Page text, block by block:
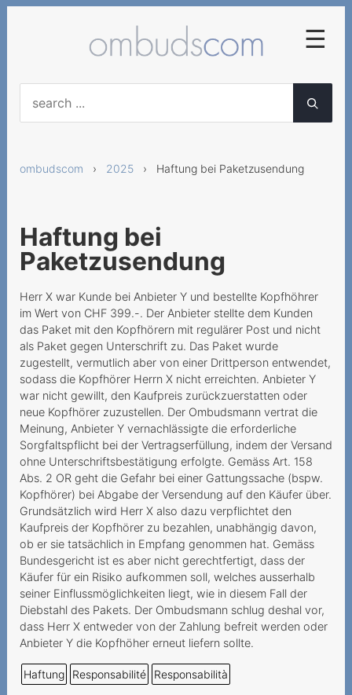
ombudscom › 2025 › Haftung bei Paketzusendung
Haftung bei
Paketzusendung
Herr X war Kunde bei Anbieter Y und bestellte Kopfhöhrer
im Wert von CHF 399.-. Der Anbieter stellte dem Kunden
das Paket mit den Kopfhörern mit regulärer Post und nicht
als Paket gegen Unterschrift zu. Das Paket wurde
zugestellt, vermutlich aber von einer Drittperson entwendet,
sodass die Kopfhörer Herrn X nicht erreichten. Anbieter Y
war nicht gewillt, den Kaufpreis zurückzuerstatten oder
neue Kopfhörer zuzustellen. Der Ombudsmann vertrat die
Meinung, Anbieter Y vernachlässigte die erforderliche
Sorgfaltspflicht bei der Vertragserfüllung, indem der Versand
ohne Unterschriftsbestätigung erfolgte. Gemäss Art. 158
Abs. 2 OR geht die Gefahr bei einer Gattungssache (bspw.
Kopfhörer) bei Abgabe der Versendung auf den Käufer über.
Grundsätzlich wird Herr X also dazu verpflichtet den
Kaufpreis der Kopfhörer zu bezahlen, unabhängig davon,
ob er sie tatsächlich in Empfang genommen hat. Gemäss
Bundesgericht ist es aber nicht gerechtfertigt, dass der
Käufer für ein Risiko aufkommen soll, welches ausserhalb
seiner Einflussmöglichkeiten liegt, wie in diesem Fall der
Diebstahl des Pakets. Der Ombudsmann schlug deshal vor,
dass Herr X entweder von der Zahlung befreit werden oder
Anbieter Y die Kopfhöher erneut liefern sollte.
Haftung Responsabilité Responsabilità
☰
Frühzeitige
Vertragliche Vereinbarung
Falsche Lieferung von
Mobilgeräten
Neue AGB für
Geschäftskunden nicht
anwendbar
Auszahlung von
Restguthaben einer
Prepaidkarte
An Mindestvertragsdauer
gebundenes Geschenk
Résiliation par le prestataire
d'un numéro Prepaid
inutilisé
Fragliche Deaktivierung
einer Prepaid-Nummer
Prestataire inatteignable
Wegzug ins Ausland als
wichtiger Grund
Vertragskündigung infolge
Zahlungsverzugs